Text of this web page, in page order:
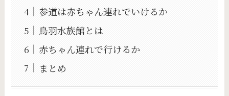
参道は赤ちゃん連れでいけるか
鳥羽水族館とは
赤ちゃん連れで行けるか
まとめ